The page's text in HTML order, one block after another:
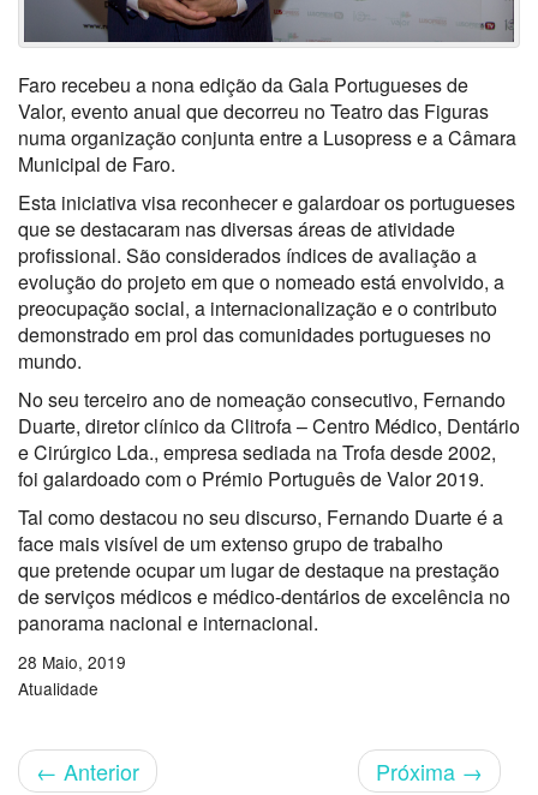
Faro recebeu a nona edição da Gala Portugueses de
Valor, evento anual que decorreu no Teatro das Figuras
numa organização conjunta entre a Lusopress e a Câmara
Municipal de Faro.
Esta iniciativa visa reconhecer e galardoar os portugueses
que se destacaram nas diversas áreas de atividade
profissional. São considerados índices de avaliação a
evolução do projeto em que o nomeado está envolvido, a
preocupação social, a internacionalização e o contributo
demonstrado em prol das comunidades portugueses no
mundo.
No seu terceiro ano de nomeação consecutivo, Fernando
Duarte, diretor clínico da Clitrofa – Centro Médico, Dentário
e Cirúrgico Lda., empresa sediada na Trofa desde 2002,
foi galardoado com o Prémio Português de Valor 2019.
Tal como destacou no seu discurso, Fernando Duarte é a
face mais visível de um extenso grupo de trabalho
que pretende ocupar um lugar de destaque na prestação
de serviços médicos e médico-dentários de excelência no
panorama nacional e internacional.
28 Maio, 2019
Atualidade
← Anterior Próxima →